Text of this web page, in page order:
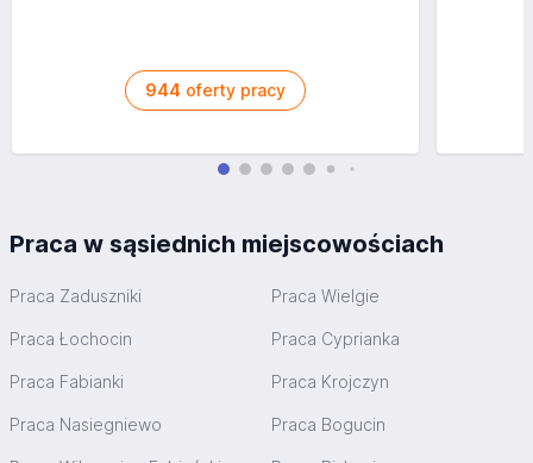
944 oferty pracy
Praca w sąsiednich miejscowościach
Praca Zaduszniki Praca Wielgie
Praca Łochocin Praca Cyprianka
Praca Fabianki Praca Krojczyn
Praca Nasiegniewo Praca Bogucin